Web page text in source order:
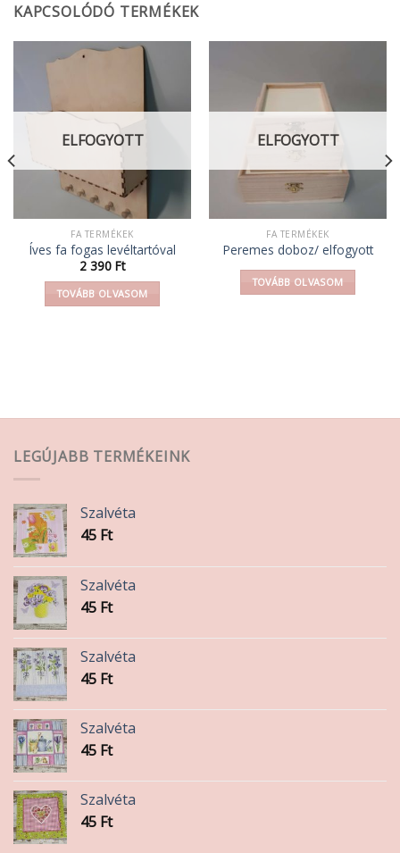
KAPCSOLÓDÓ TERMÉKEK
ELFOGYOTT
FA TERMÉKEK
Íves fa fogas levéltartóval
2 390 Ft
TOVÁBB OLVASOM
ELFOGYOTT
FA TERMÉKEK
Peremes doboz/ elfogyott
TOVÁBB OLVASOM
LEGÚJABB TERMÉKEINK
Szalvéta
45 Ft
Szalvéta
45 Ft
Szalvéta
45 Ft
Szalvéta
45 Ft
Szalvéta
45 Ft